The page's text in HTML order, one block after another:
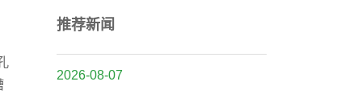
推荐新闻
2026-08-07